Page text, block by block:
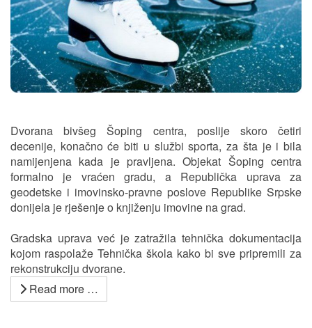
Dvorana bivšeg Šoping centra, poslije skoro četiri
decenije, konačno će biti u službi sporta, za šta je i bila
namijenjena kada je pravljena. Objekat Šoping centra
formalno je vraćen gradu, a Republička uprava za
geodetske i imovinsko-pravne poslove Republike Srpske
donijela je rješenje o knjiženju imovine na grad.
Gradska uprava već je zatražila tehnička dokumentacija
kojom raspolaže Tehnička škola kako bi sve pripremili za
rekonstrukciju dvorane.
Read more …